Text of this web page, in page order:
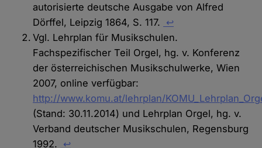
autorisierte deutsche Ausgabe von Alfred
Dörffel, Leipzig 1864, S. 117. ↩
Vgl. Lehrplan für Musikschulen.
Fachspezifischer Teil Orgel, hg. v. Konferenz
der österreichischen Musikschulwerke, Wien
2007, online verfügbar:
http://www.komu.at/lehrplan/
(Stand: 30.11.2014) und Lehrplan Orgel, hg. v.
Verband deutscher Musikschulen, Regensburg
1992. ↩